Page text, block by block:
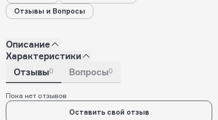
Отзывы и Вопросы
Описание
Характеристики
Отзывы0 Вопросы0
Пока нет отзывов
Оставить свой отзыв